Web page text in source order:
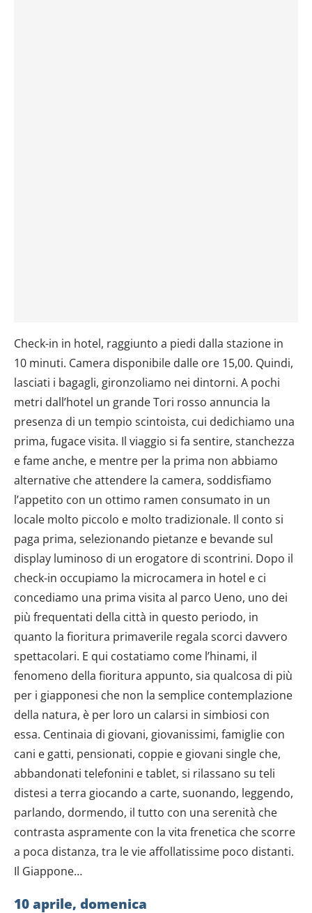
Check-in in hotel, raggiunto a piedi dalla stazione in
10 minuti. Camera disponibile dalle ore 15,00. Quindi,
lasciati i bagagli, gironzoliamo nei dintorni. A pochi
metri dall’hotel un grande Tori rosso annuncia la
presenza di un tempio scintoista, cui dedichiamo una
prima, fugace visita. Il viaggio si fa sentire, stanchezza
e fame anche, e mentre per la prima non abbiamo
alternative che attendere la camera, soddisfiamo
l’appetito con un ottimo ramen consumato in un
locale molto piccolo e molto tradizionale. Il conto si
paga prima, selezionando pietanze e bevande sul
display luminoso di un erogatore di scontrini. Dopo il
check-in occupiamo la microcamera in hotel e ci
concediamo una prima visita al parco Ueno, uno dei
più frequentati della città in questo periodo, in
quanto la fioritura primaverile regala scorci davvero
spettacolari. E qui costatiamo come l’hinami, il
fenomeno della fioritura appunto, sia qualcosa di più
per i giapponesi che non la semplice contemplazione
della natura, è per loro un calarsi in simbiosi con
essa. Centinaia di giovani, giovanissimi, famiglie con
cani e gatti, pensionati, coppie e giovani single che,
abbandonati telefonini e tablet, si rilassano su teli
distesi a terra giocando a carte, suonando, leggendo,
parlando, dormendo, il tutto con una serenità che
contrasta aspramente con la vita frenetica che scorre
a poca distanza, tra le vie affollatissime poco distanti.
Il Giappone…
10 aprile, domenica